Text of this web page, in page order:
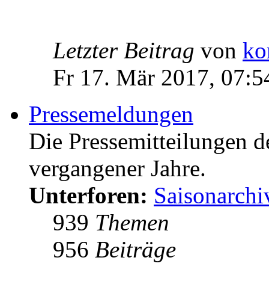
Letzter Beitrag von
Fr 17. Mär 2017,
Pressemeldungen
Die Pressemitteilungen
vergangener Jahre.
Unterforen:
939 Themen
956 Beiträge